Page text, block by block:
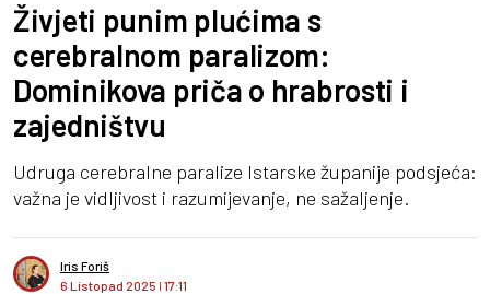
Živjeti punim plućima s
cerebralnom paralizom:
Dominikova priča o hrabrosti i
zajedništvu
Udruga cerebralne paralize Istarske županije podsjeća:
važna je vidljivost i razumijevanje, ne sažaljenje.
Iris Foriš
6 Listopad 2025 I 17:11